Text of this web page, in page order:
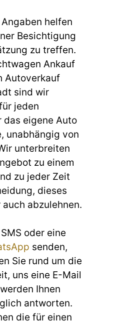
helfen
Besichtigung
zu treffen.
Ankauf
Autoverkauf
sind wir
jeden
das eigene Auto
unabhängig von
unterbreiten
zu einem
zu jeder Zeit
dieses
abzulehnen.
oder eine
senden,
Sie rund um die
uns eine E-Mail
Ihnen
antworten.
die für einen